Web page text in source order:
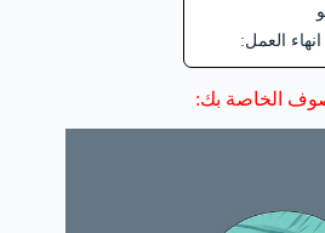
العمل:
الخاصة بك: